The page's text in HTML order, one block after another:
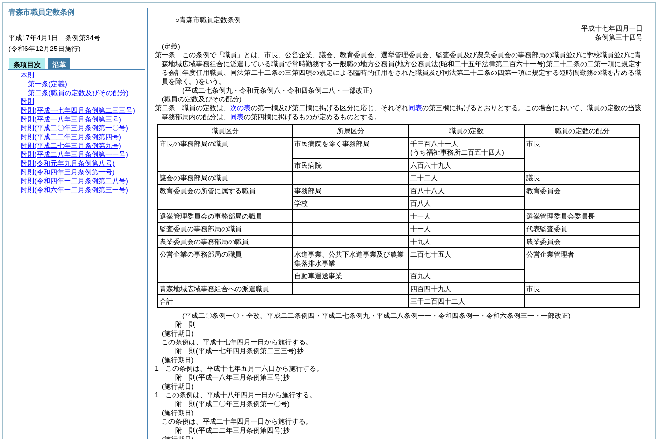
○青森市職員定数条例
平成十七年四月一日
条例第三十四号
(定義)
第一条
この条例で「職員」とは、市長、公営企業、議会、教育委員会、選挙管理委員会、監査委員及び農業委員会の事務部局の職員並びに学校職員並びに青
森地域広域事務組合に派遣している職員で常時勤務する一般職の地方公務員(地方公務員法(昭和二十五年法律第二百六十一号)第二十二条の二第一項に規定す
る会計年度任用職員、同法第二十二条の三第四項の規定による臨時的任用をされた職員及び同法第二十二条の四第一項に規定する短時間勤務の職を占める職
員を除く。)をいう。
(平成二七条例九・令和元条例八・令和四条例二八・一部改正)
(職員の定数及びその配分)
第二条
職員の定数は、 次の表の第一欄及び第二欄に掲げる区分に応じ、それぞれ同表の第三欄に掲げるとおりとする。
この場合において、職員の定数の当該
事務部局内の配分は、 同表の第四欄に掲げるものが定めるものとする。
職員区分
所属区分 職員の定数
職員の定数の配分
市長の事務部局の職員
市民病院を除く事務部局
千三百八十一人
(うち福祉事務所二百五十四人)
市長
市民病院
六百六十九人
議会の事務部局の職員
二十二人
議長
教育委員会の所管に属する職員
事務部局 百八十八人
教育委員会
学校
百八人
選挙管理委員会の事務部局の職員
十一人
選挙管理委員会委員長
監査委員の事務部局の職員
十一人
代表監査委員
農業委員会の事務部局の職員
十九人
農業委員会
公営企業の事務部局の職員
水道事業、公共下水道事業及び農業
集落排水事業
二百七十五人 公営企業管理者
自動車運送事業
百九人
青森地域広域事務組合への派遣職員
四百四十九人
市長
合計
三千二百四十二人
(平成二〇条例一〇・全改、平成二二条例四・平成二七条例九・平成二八条例一一・令和四条例一・令和六条例三一・一部改正)
附 則
(施行期日)
この条例は、平成十七年四月一日から施行する。
附 則(平成一七年四月条例第二三三号)抄
(施行期日)
1
この条例は、平成十七年五月十六日から施行する。
附 則(平成一八年三月条例第三号)抄
(施行期日)
1
この条例は、平成十八年四月一日から施行する。
附 則(平成二〇年三月条例第一〇号)
(施行期日)
この条例は、平成二十年四月一日から施行する。
附 則(平成二二年三月条例第四号)抄
青森市職員定数条例
平成17年4月1日 条例第34号
(令和6年12月25日施行)
条項目次
沿革
本則
第一条(定義)
第二条(職員の定数及びその配分)
附則
附則 (平成一七年四月条例第二三三号)
附則 (平成一八年三月条例第三号)
附則 (平成二〇年三月条例第一〇号)
附則 (平成二二年三月条例第四号)
附則 (平成二七年三月条例第九号)
附則 (平成二八年三月条例第一一号)
附則 (令和元年九月条例第八号)
附則 (令和四年三月条例第一号)
附則 (令和四年一二月条例第二八号)
附則 (令和六年一二月条例第三一号)